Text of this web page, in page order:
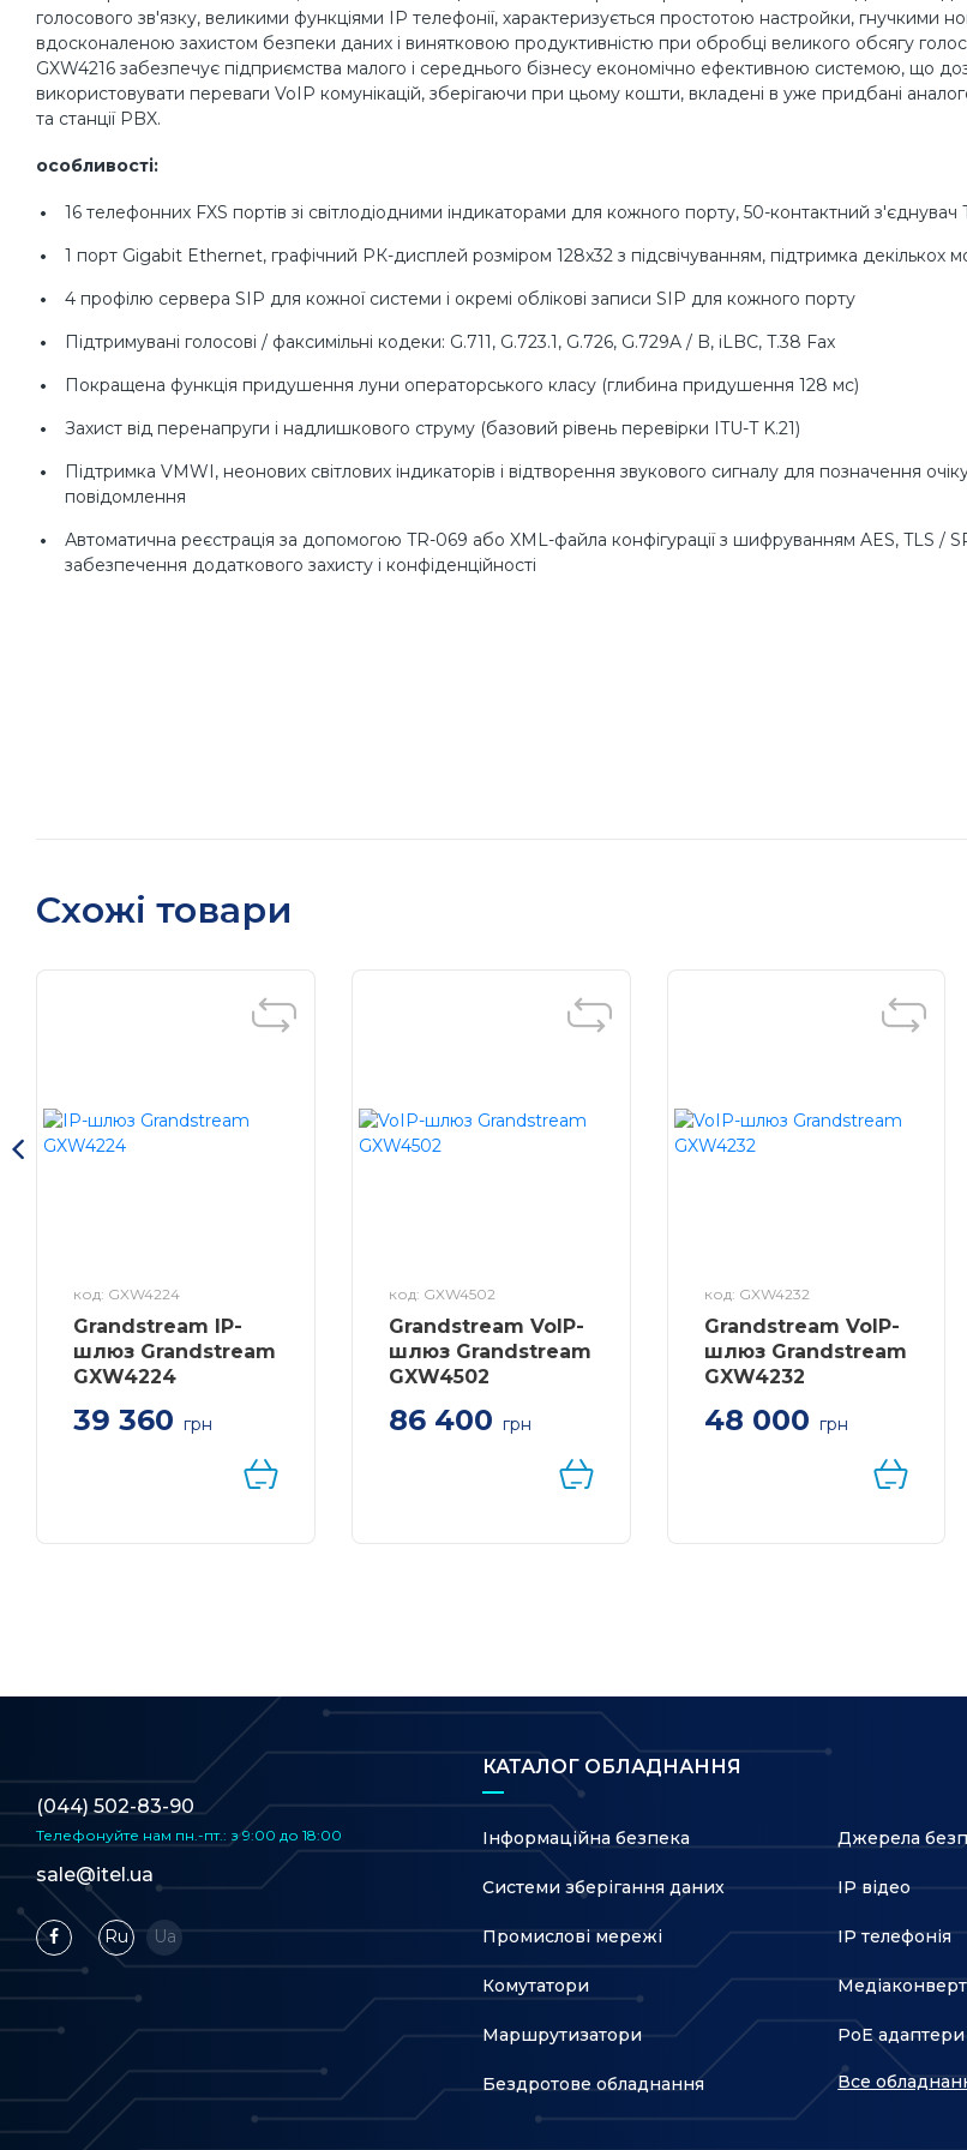
голосового зв'язку, великими функціями IP телефонії, характеризується простотою настройки, гнучкими
вдосконаленою захистом безпеки даних і винятковою продуктивністю при обробці великого обсягу
GXW4216 забезпечує підприємства малого і середнього бізнесу економічно ефективною системою, що
використовувати переваги VoIP комунікацій, зберігаючи при цьому кошти, вкладені в уже придбані
та станції PBX.
особливості:
16 телефонних FXS портів зі світлодіодними індикаторами для кожного порту, 50-контактний з'єднувач
1 порт Gigabit Ethernet, графічний РК-дисплей розміром 128x32 з підсвічуванням, підтримка декількох
4 профілю сервера SIP для кожної системи і окремі облікові записи SIP для кожного порту
Підтримувані голосові / факсимільні кодеки: G.711, G.723.1, G.726, G.729A / B, iLBC, T.38 Fax
Покращена функція придушення луни операторського класу (глибина придушення 128 мс)
Захист від перенапруги і надлишкового струму (базовий рівень перевірки ITU-T K.21)
Підтримка VMWI, неонових світлових індикаторів і відтворення звукового сигналу для позначення
повідомлення
Автоматична реєстрація за допомогою TR-069 або XML-файла конфігурації з шифруванням AES, TLS /
забезпечення додаткового захисту і конфіденційності
Схожі товари
код: GXW4224
Grandstream IP-
шлюз Grandstream
GXW4224
39 360 грн
Голосовий шлюз з 24
код: GXW4502
Grandstream VoIP-
шлюз Grandstream
GXW4502
86 400 грн
2xe1/T1 / J1, до 60
одночасних викликів,
код: GXW4232
Grandstream VoIP-
шлюз Grandstream
GXW4232
48 000 грн
Голосовий шлюз з 32
(044) 502-83-90
Телефонуйте нам пн.-пт.: з 9:00 до 18:00
sale@itel.ua
Ru Ua
КАТАЛОГ ОБЛАДНАННЯ
Інформаційна безпека
Системи зберігання даних
Промислові мережі
Комутатори
Маршрутизатори
Бездротове обладнання
Джерела
IP відео
IP телефонія
PoE адаптери
Все